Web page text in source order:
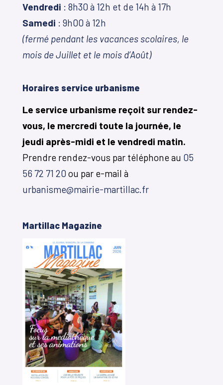
Vendredi : 8h30 à 12h et de 14h à 17h
Samedi : 9h00 à 12h
(fermé pendant les vacances scolaires, le
mois de Juillet et le mois d’Août)
Horaires service urbanisme
Le service urbanisme reçoit sur rendez-
vous, le mercredi toute la journée, le
jeudi après-midi et le vendredi matin.
Prendre rendez-vous par téléphone au 05
56 72 71 20 ou par e-mail à
urbanisme@mairie-martillac.fr
Martillac Magazine